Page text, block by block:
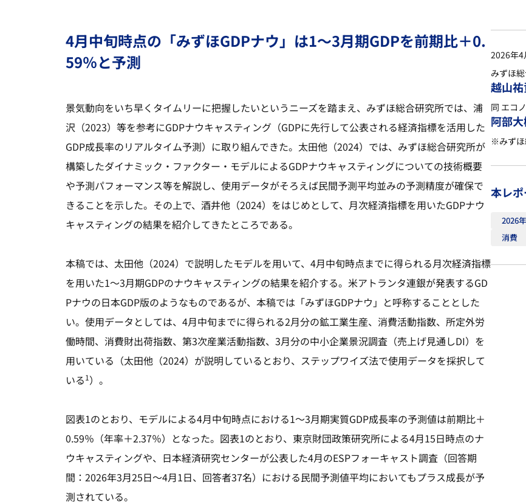
4月中旬時点の「みずほGDPナウ」は1～3月期GDPを前期比＋0.
59％と予測
景気動向をいち早くタイムリーに把握したいというニーズを踏まえ、みずほ総合研究所では、浦
沢（2023）等を参考にGDPナウキャスティング（GDPに先行して公表される経済指標を活用した
GDP成長率のリアルタイム予測）に取り組んできた。太田他（2024）では、みずほ総合研究所が
構築したダイナミック・ファクター・モデルによるGDPナウキャスティングについての技術概要
や予測パフォーマンス等を解説し、使用データがそろえば民間予測平均並みの予測精度が確保で
きることを示した。その上で、酒井他（2024）をはじめとして、月次経済指標を用いたGDPナウ
キャスティングの結果を紹介してきたところである。
本稿では、太田他（2024）で説明したモデルを用いて、4月中旬時点までに得られる月次経済指標
を用いた1～3月期GDPのナウキャスティングの結果を紹介する。米アトランタ連銀が発表するGD
Pナウの日本GDP版のようなものであるが、本稿では「みずほGDPナウ」と呼称することとした
い。使用データとしては、4月中旬までに得られる2月分の鉱工業生産、消費活動指数、所定外労
働時間、消費財出荷指数、第3次産業活動指数、3月分の中小企業景況調査（売上げ見通しDI）を
用いている（太田他（2024）が説明しているとおり、ステップワイズ法で使用データを採択して
いる1）。
図表1のとおり、モデルによる4月中旬時点における1～3月期実質GDP成長率の予測値は前期比＋
0.59％（年率＋2.37％）となった。図表1のとおり、東京財団政策研究所による4月15日時点のナ
ウキャスティングや、日本経済研究センターが公表した4月のESPフォーキャスト調査（回答期
間：2026年3月25日～4月1日、回答者37名）における民間予測値平均においてもプラス成長が予
測されている。
2026年4
みずほ
越山
同 エコ
阿部
※みずほ
本レ
2026
消費